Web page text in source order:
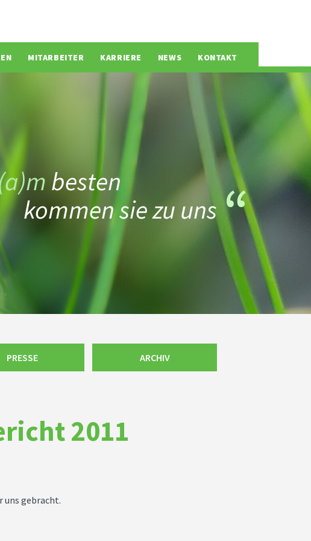
MITARBEITER KARRIERE NEWS KONTAKT
besten
kommen sie zu uns
PRESSE ARCHIV
2011
uns gebracht.